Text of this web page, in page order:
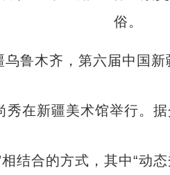
乌鲁木齐，第六届中国
秀在新疆美术馆举行。
结合的方式，其中“动